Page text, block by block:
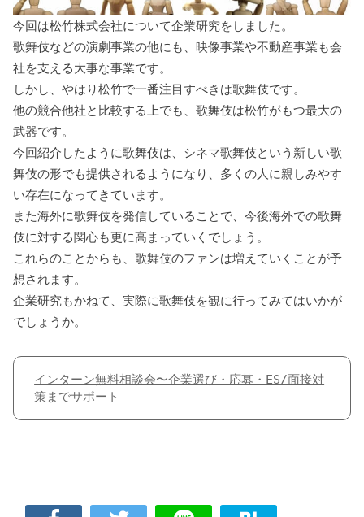
今回は松竹株式会社について企業研究をしました。
歌舞伎などの演劇事業の他にも、映像事業や不動産事業も会
社を支える大事な事業です。
しかし、やはり松竹で一番注目すべきは歌舞伎です。
他の競合他社と比較する上でも、歌舞伎は松竹がもつ最大の
武器です。
今回紹介したように歌舞伎は、シネマ歌舞伎という新しい歌
舞伎の形でも提供されるようになり、多くの人に親しみやす
い存在になってきています。
また海外に歌舞伎を発信していることで、今後海外での歌舞
伎に対する関心も更に高まっていくでしょう。
これらのことからも、歌舞伎のファンは増えていくことが予
想されます。
企業研究もかねて、実際に歌舞伎を観に行ってみてはいかが
でしょうか。
インターン無料相談会〜企業選び・応募・ES/面接対
策までサポート